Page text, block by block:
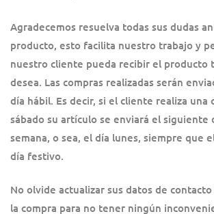
Agradecemos resuelva todas sus dudas
producto, esto facilita nuestro trabajo y
nuestro cliente pueda recibir el producto
desea. Las compras realizadas serán
día hábil. Es decir, si el cliente realiza una
sábado su artículo se enviará el siguiente
semana, o sea, el día lunes, siempre que
día festivo.
No olvide actualizar sus datos de
la compra para no tener ningún